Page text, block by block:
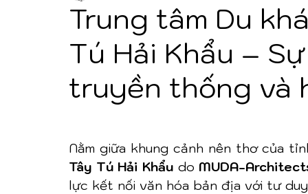
Trung tâm Du
Tú Hải Khẩu –
truyền thống và
Nằm giữa khung cảnh nên thơ của
Tây Tú Hải Khẩu do MUDA-
lực kết nối văn hóa bản địa với tư